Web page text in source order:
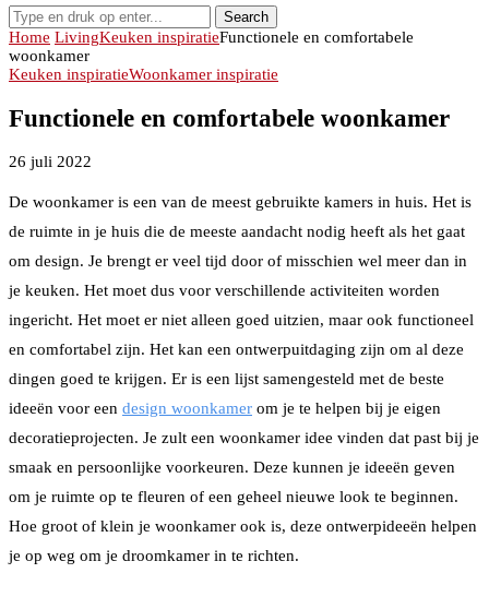
Search
Home LivingKeuken inspiratieFunctionele en comfortabele
woonkamer
Keuken inspiratieWoonkamer inspiratie
Functionele en comfortabele woonkamer
26 juli 2022
De woonkamer is een van de meest gebruikte kamers in huis. Het is
de ruimte in je huis die de meeste aandacht nodig heeft als het gaat
om design. Je brengt er veel tijd door of misschien wel meer dan in
je keuken. Het moet dus voor verschillende activiteiten worden
ingericht. Het moet er niet alleen goed uitzien, maar ook functioneel
en comfortabel zijn. Het kan een ontwerpuitdaging zijn om al deze
dingen goed te krijgen. Er is een lijst samengesteld met de beste
ideeën voor een design woonkamer om je te helpen bij je eigen
decoratieprojecten. Je zult een woonkamer idee vinden dat past bij je
smaak en persoonlijke voorkeuren. Deze kunnen je ideeën geven
om je ruimte op te fleuren of een geheel nieuwe look te beginnen.
Hoe groot of klein je woonkamer ook is, deze ontwerpideeën helpen
je op weg om je droomkamer in te richten.